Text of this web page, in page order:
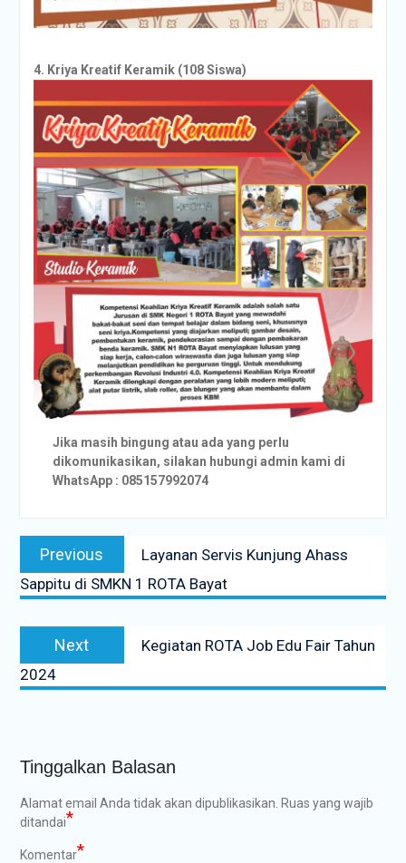
4. Kriya Kreatif Keramik (108 Siswa)
Jika masih bingung atau ada yang perlu
dikomunikasikan, silakan hubungi admin kami di
WhatsApp : 085157992074
Navigasi
posPrevious
post:
Layanan Servis Kunjung Ahass
Sappitu di SMKN 1 ROTA Bayat
Next
post:
Kegiatan ROTA Job Edu Fair Tahun
2024
Tinggalkan Balasan
Alamat email Anda tidak akan dipublikasikan. Ruas yang wajib
ditandai*
Komentar*